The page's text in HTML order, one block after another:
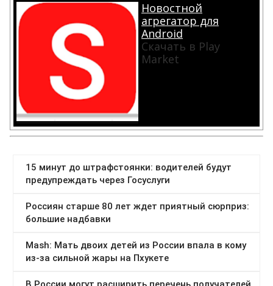
Новостной
агрегатор для
Android
Скачать в Play
Market